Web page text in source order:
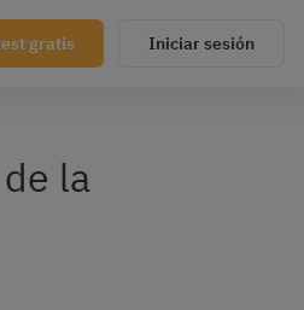
gratis Iniciar sesión
la